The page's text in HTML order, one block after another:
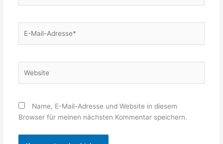
Mail-
Name, E-Mail-Adresse und Website in diesem
Browser für meinen nächsten Kommentar speichern.